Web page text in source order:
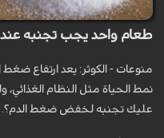
طعام واحد يجب تجنبه عند
منوعات - الكوثر: يعد ارتفاع
نمط الحياة مثل النظام
عليك تجنبه لخفض ضغط الدم؟.